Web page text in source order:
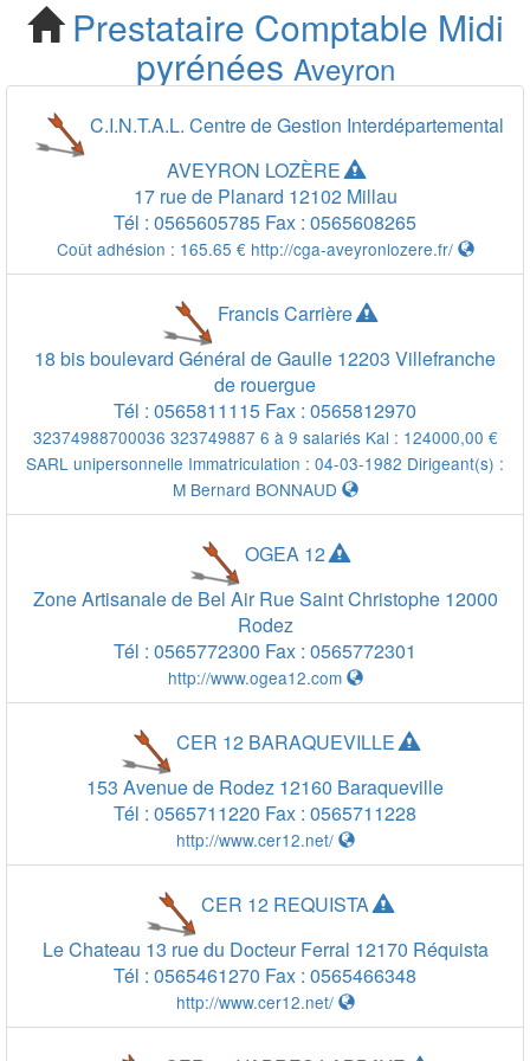
Cherchez votre
Prestataire Comptable
Aveyron 12
10 mi
Prestataire Comptable Midi
pyrénées Aveyron
C.I.N.T.A.L. Centre de Gestion Interdépartemental
AVEYRON LOZÈRE
17 rue de Planard 12102 Millau
Tél : 0565605785 Fax : 0565608265
Coût adhésion : 165.65 € http://cga-aveyronlozere.fr/
Francis Carrière
18 bis boulevard Général de Gaulle 12203 Villefranche
de rouergue
Tél : 0565811115 Fax : 0565812970
32374988700036 323749887 6 à 9 salariés Kal : 124000,00 €
SARL unipersonnelle Immatriculation : 04-03-1982 Dirigeant(s) :
M Bernard BONNAUD
OGEA 12
Zone Artisanale de Bel Air Rue Saint Christophe 12000
Rodez
Tél : 0565772300 Fax : 0565772301
http://www.ogea12.com
CER 12 BARAQUEVILLE
153 Avenue de Rodez 12160 Baraqueville
Tél : 0565711220 Fax : 0565711228
http://www.cer12.net/
CER 12 REQUISTA
Le Chateau 13 rue du Docteur Ferral 12170 Réquista
Tél : 0565461270 Fax : 0565466348
http://www.cer12.net/